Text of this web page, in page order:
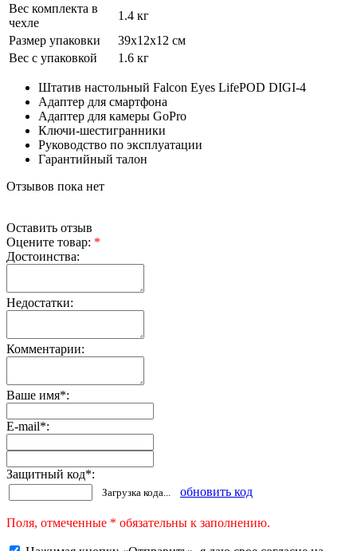
Вес комплекта в
чехле
1.4 кг
Размер упаковки
39х12х12 см
Вес с упаковкой
1.6 кг
Штатив настольный Falcon Eyes LifePOD DIGI-4
Адаптер для смартфона
Адаптер для камеры GoPro
Ключи-шестигранники
Руководство по эксплуатации
Гарантийный талон
Отзывов пока нет
Оставить отзыв
Оцените товар: *
Достоинства:
Недостатки:
Комментарии:
Ваше имя*:
E-mail*:
Защитный код*:
Загрузка кода... обновить код
Поля, отмеченные * обязательны к заполнению.